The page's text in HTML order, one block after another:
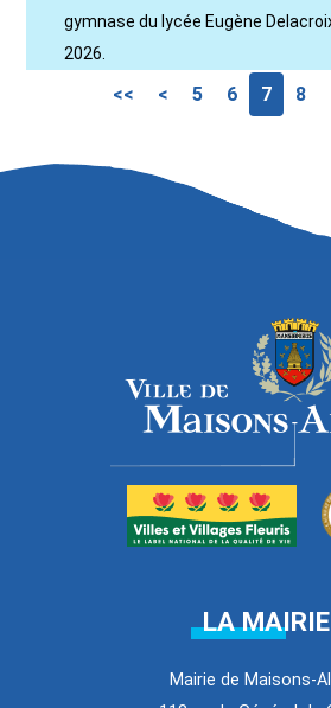
gymnase du lycée Eugène
2026.
<< < 5 6 7 8
LA MAIRIE
Mairie de Maisons-